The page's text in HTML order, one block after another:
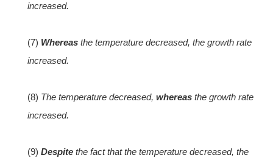
increased.
(7) Whereas the temperature decreased, the growth rate
increased.
(8) The temperature decreased, whereas the growth rate
increased.
(9) Despite the fact that the temperature decreased, the